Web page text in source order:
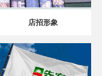
店招形象